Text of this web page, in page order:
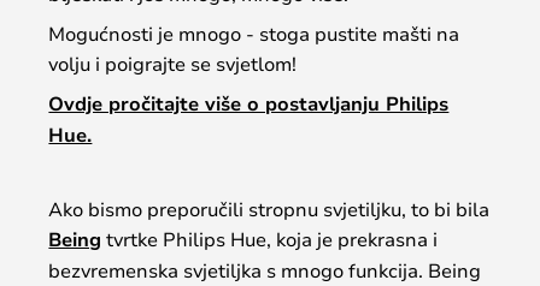
Mogućnosti je mnogo - stoga pustite mašti na
volju i poigrajte se svjetlom!
Ovdje pročitajte više o postavljanju Philips
Hue.
Ako bismo preporučili stropnu svjetiljku, to bi bila
Being tvrtke Philips Hue, koja je prekrasna i
bezvremenska svjetiljka s mnogo funkcija. Being